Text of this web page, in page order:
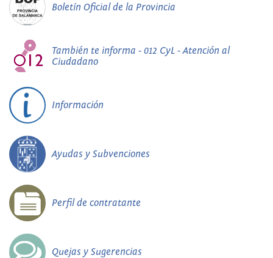
Boletín Oficial de la Provincia
También te informa - 012 CyL - Atención al
Ciudadano
Información
Ayudas y Subvenciones
Perfil de contratante
Quejas y Sugerencias